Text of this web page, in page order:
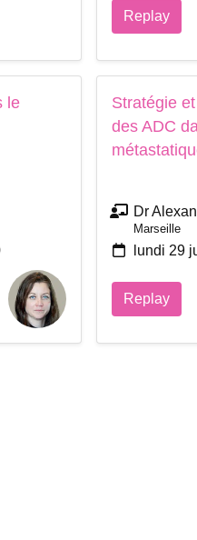
Replay
le
Stratégie
des ADC
Dr
Marseille
lundi 29
Replay